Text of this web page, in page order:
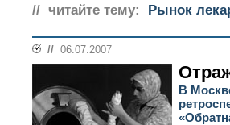
// читайте тему: Рынок
// 06.07.2007
В